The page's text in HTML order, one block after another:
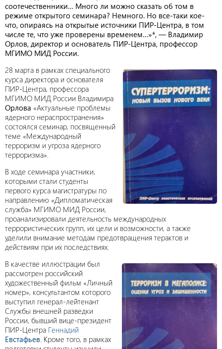
соотечественники… Много ли можно сказать об том в
режиме открытого семинара? Немного. Но все-таки кое-
что, опираясь на открытые источники ПИР-Центра, в том
числе те, что уже проверены временем…»*, — Владимир
Орлов, директор и основатель ПИР-Центра, профессор
МГИМО МИД России.
28 марта в рамках специального
курса директора и основателя
ПИР-Центра, профессора
МГИМО МИД России Владимира
Орлова «Актуальные проблемы
ядерного нераспространения»
состоялся семинар, посвященный
теме «Международный
терроризм и угроза ядерного
терроризма».
В ходе семинара участники,
которыми стали студенты
первого курса магистратуры по
направлению «Дипломатическая
служба» МГИМО МИД России,
проанализировали деятельность международных
террористических групп, их цели и возможности, а также
уделили внимание методам предотвращения терактов и
действиям при их последствиях.
В качестве иллюстрации был
рассмотрен российский
художественный фильм «Личный
номер», консультантом которого
выступил генерал-лейтенант
Службы внешней разведки
России, бывший вице-президент
ПИР-Центра Геннадий
Евстафьев. Кроме того, в рамках